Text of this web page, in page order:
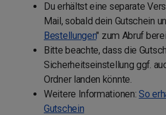
Du erhältst eine separate
Mail, sobald dein Gutschein
Bestellungen" zum Abruf
Bitte beachte, dass die
Sicherheitseinstellung ggf.
Ordner landen könnte.
Weitere Informationen:So
Gutschein